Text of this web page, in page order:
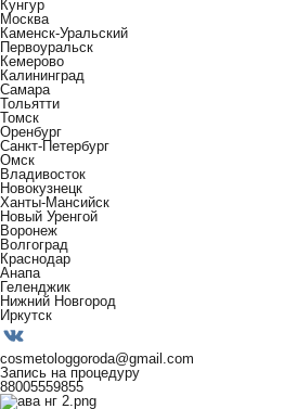
Кунгур
Москва
Каменск-Уральский
Первоуральск
Кемерово
Калининград
Самара
Тольятти
Томск
Оренбург
Санкт-Петербург
Омск
Владивосток
Новокузнецк
Ханты-Мансийск
Новый Уренгой
Воронеж
Волгоград
Краснодар
Анапа
Геленджик
Нижний Новгород
Иркутск
cosmetologgoroda@gmail.com
Запись на процедуру
88005559855